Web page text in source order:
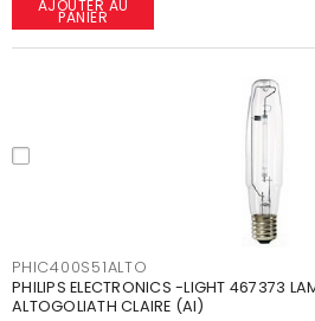
AJOUTER AU
PANIER
PHIC400S51ALTO
PHILIPS ELECTRONICS -LIGHT 467373
ALTOGOLIATH CLAIRE (AI)